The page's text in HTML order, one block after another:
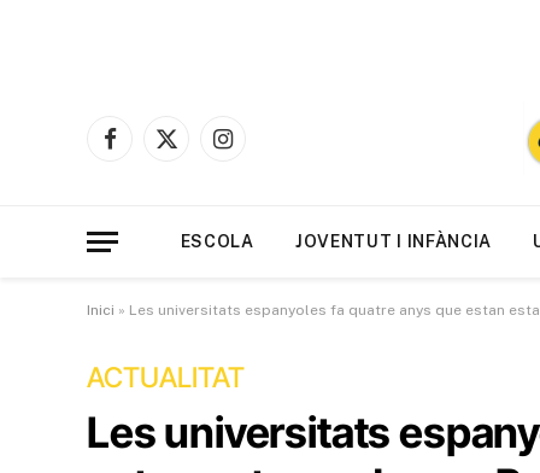
Facebook
X
Instagram
ESCOLA JOVENTUT I INFÀNCIA
Inici » Les universitats espanyoles fa quatre anys que estan
ACTUALITAT
Les universitats